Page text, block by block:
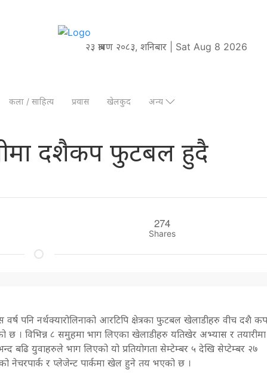
२३ श्रावण २०८३, शनिबार | Sat Aug 8 2026
कला / साहित्य प्रवास खेलकुद अन्य
दशैकप फुटबल हुदै
274
Shares
पनि नर्थक्यारोलिनाको आरटिपि क्षेत्रका फुटबल खेलाडीहरु वीच दशै कप
छ । विभिन्न ८ समुहमा भाग लिएका खेलाडीहरु यतिखेर अभ्यास र तयारीमा
बढि युवाहरुले भाग लिएको यो प्रतियोगता सेम्टेम्बर ५ देखि सेप्टेम्बर २७
नेचरपार्क र प्लेजेन्ट पार्कमा खेल हुने तय भएको छ ।